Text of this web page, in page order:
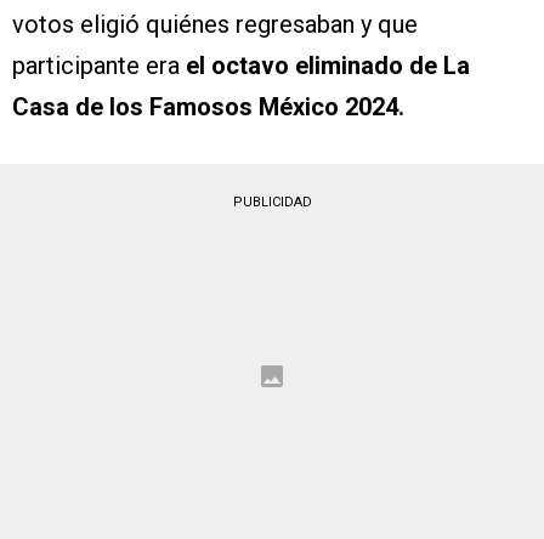
votos eligió quiénes regresaban y que
participante era el octavo eliminado de La
Casa de los Famosos México 2024.
PUBLICIDAD